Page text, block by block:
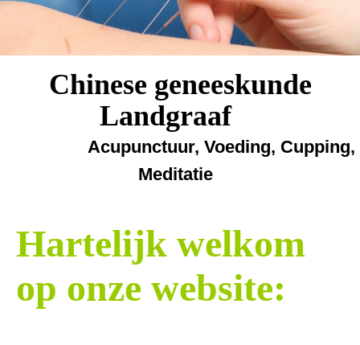
Chinese geneeskunde
Landgraaf
Acupunctuur, Voeding, Cupping,
Meditatie
Hartelijk welkom
op onze website: